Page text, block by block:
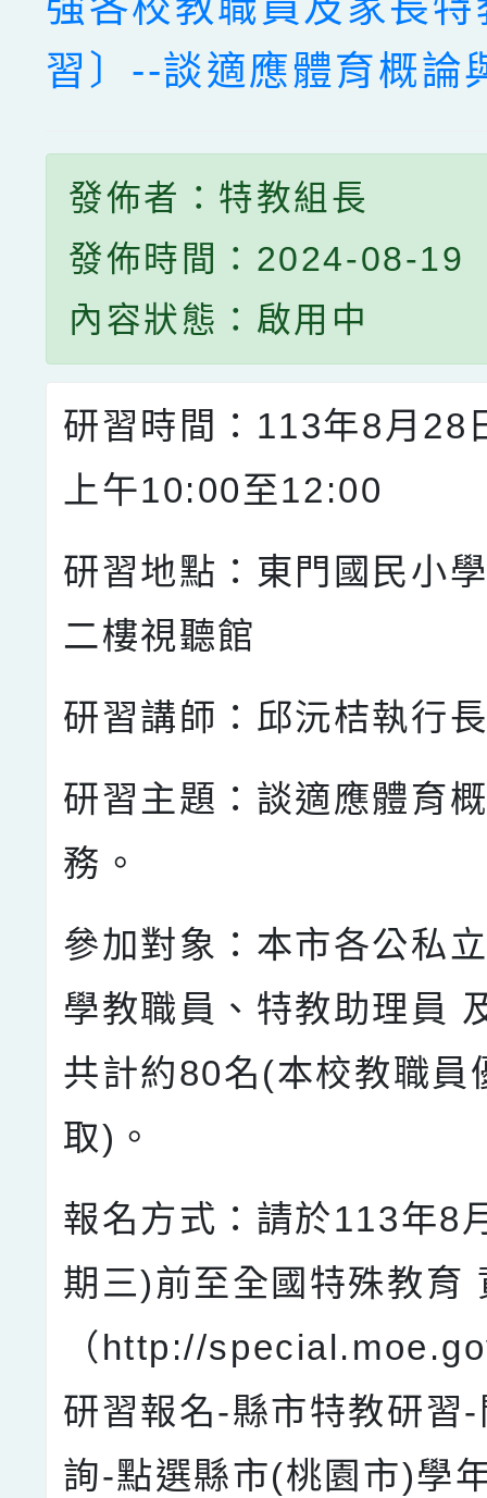
習〕--談適應體育概論
發佈者：特教組長
發佈時間：2024-08-19
內容狀態：啟用中
研習時間：113年8月28
上午10:00至12:00
研習地點：東門國民小
二樓視聽館
研習講師：邱沅桔執行
研習主題：談適應體育
務。
參加對象：本市各公私
學教職員、特教助理員
共計約80名(本校教職員
取)。
報名方式：請於113年8
期三)前至全國特殊教育
（http://
研習報名-縣市特教研習
詢-點選縣市(桃園市)學